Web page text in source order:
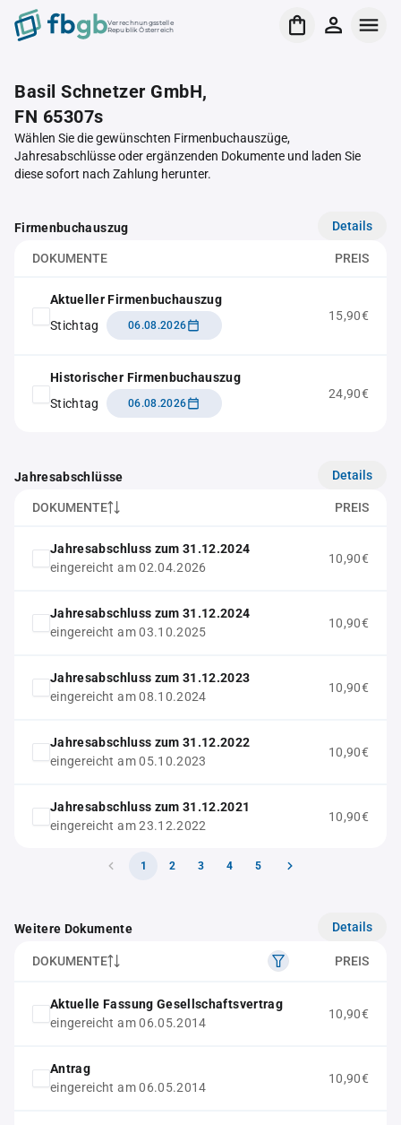
Verrechnungsstelle
Republik Österreich
Basil Schnetzer GmbH,
FN 65307s
Wählen Sie die gewünschten Firmenbuchauszüge,
Jahresabschlüsse oder ergänzenden Dokumente und laden Sie
diese sofort nach Zahlung herunter.
Firmenbuchauszug Details
DOKUMENTE PREIS
Aktueller Firmenbuchauszug
Stichtag
06.08.2026
15,90€
Historischer Firmenbuchauszug
Stichtag
06.08.2026
24,90€
Jahresabschlüsse Details
DOKUMENTE PREIS
Jahresabschluss zum 31.12.2024
eingereicht am 02.04.2026
10,90€
Jahresabschluss zum 31.12.2024
eingereicht am 03.10.2025
10,90€
Jahresabschluss zum 31.12.2023
eingereicht am 08.10.2024
10,90€
Jahresabschluss zum 31.12.2022
eingereicht am 05.10.2023
10,90€
Jahresabschluss zum 31.12.2021
eingereicht am 23.12.2022
10,90€
1 2 3 4 5
Weitere Dokumente Details
DOKUMENTE PREIS
Aktuelle Fassung Gesellschaftsvertrag
eingereicht am 06.05.2014
10,90€
Antrag
eingereicht am 06.05.2014
10,90€